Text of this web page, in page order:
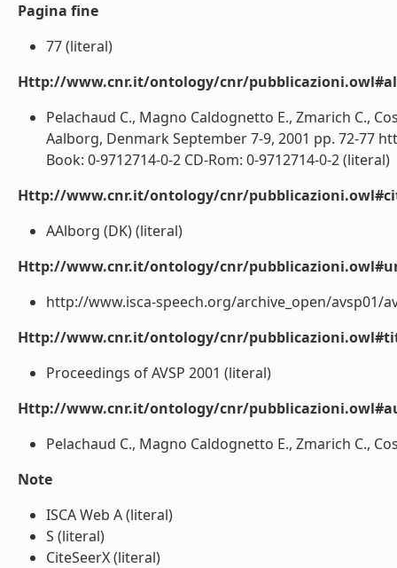
Pagina fine
77 (literal)
Http://www.cnr.it/ontology/cnr/
Pelachaud C., Magno Caldognetto E., Zmarich C.,
Aalborg, Denmark September 7-9, 2001 pp. 72-77
Book: 0-9712714-0-2 CD-Rom: 0-9712714-0-2 (literal)
Http://www.cnr.it/ontology/cnr/
AAlborg (DK) (literal)
Http://www.cnr.it/ontology/cnr/
http://www.isca-speech.org/archive_open/avsp01/
Http://www.cnr.it/ontology/cnr/
Proceedings of AVSP 2001 (literal)
Http://www.cnr.it/ontology/cnr/
Pelachaud C., Magno Caldognetto E., Zmarich C.,
Note
ISCA Web A (literal)
S (literal)
CiteSeerX (literal)